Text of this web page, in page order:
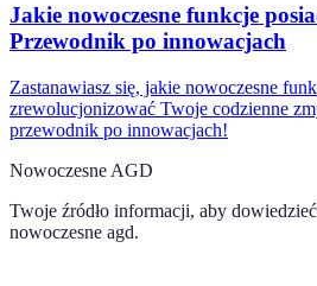
Jakie nowoczesne funkcje
Przewodnik po innowacjach
Zastanawiasz się, jakie nowoczesne
zrewolucjonizować Twoje codzienne
przewodnik po innowacjach!
Nowoczesne AGD
Twoje źródło informacji, aby
nowoczesne agd.